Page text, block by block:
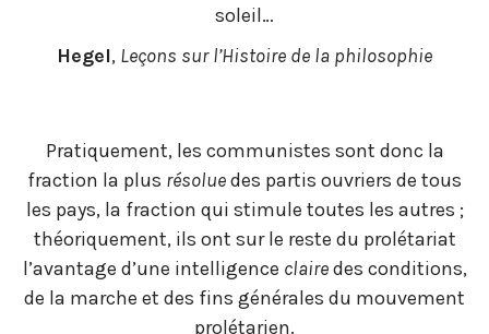
soleil…
Hegel, Leçons sur l’Histoire de la philosophie
Pratiquement, les communistes sont donc la
fraction la plus résoluedes partis ouvriers de tous
les pays, la fraction qui stimule toutes les autres ;
théoriquement, ils ont sur le reste du prolétariat
l’avantage d’une intelligence clairedes conditions,
de la marche et des fins générales du mouvement
prolétarien.